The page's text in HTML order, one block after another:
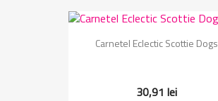
Vizualizare rapida
Carnetel Eclectic Scottie Dogs
30,91 lei